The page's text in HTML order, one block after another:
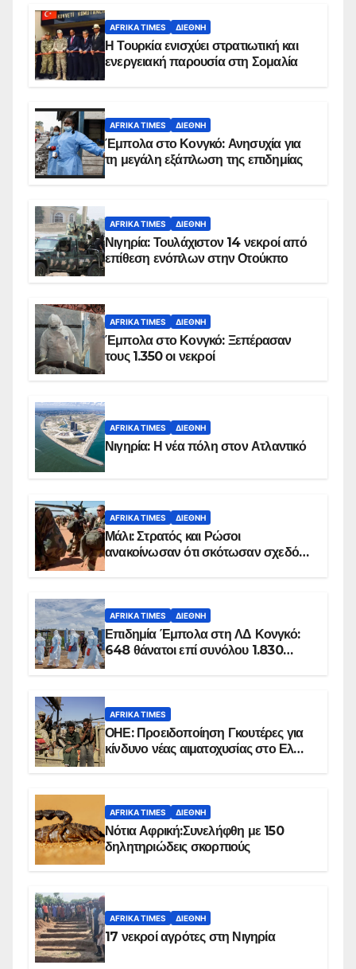
AFRIKA TIMES ΔΙΕΘΝΉ
Η Τουρκία ενισχύει στρατιωτική και
ενεργειακή παρουσία στη Σομαλία
AFRIKA TIMES ΔΙΕΘΝΉ
Έμπολα στο Κονγκό: Ανησυχία για
τη μεγάλη εξάπλωση της επιδημίας
AFRIKA TIMES ΔΙΕΘΝΉ
Νιγηρία: Τουλάχιστον 14 νεκροί από
επίθεση ενόπλων στην Οτούκπο
AFRIKA TIMES ΔΙΕΘΝΉ
Έμπολα στο Κονγκό: Ξεπέρασαν
τους 1.350 οι νεκροί
AFRIKA TIMES ΔΙΕΘΝΉ
Νιγηρία: Η νέα πόλη στον Ατλαντικό
AFRIKA TIMES ΔΙΕΘΝΉ
Μάλι: Στρατός και Ρώσοι
ανακοίνωσαν ότι σκότωσαν σχεδόν
AFRIKA TIMES ΔΙΕΘΝΉ
Επιδημία Έμπολα στη ΛΔ Κονγκό:
648 θάνατοι επί συνόλου 1.830
AFRIKA TIMES
ΟΗΕ: Προειδοποίηση Γκουτέρες για
κίνδυνο νέας αιματοχυσίας στο Ελ
AFRIKA TIMES ΔΙΕΘΝΉ
Νότια Αφρική:Συνελήφθη με 150
δηλητηριώδεις σκορπιούς
AFRIKA TIMES ΔΙΕΘΝΉ
17 νεκροί αγρότες στη Νιγηρία